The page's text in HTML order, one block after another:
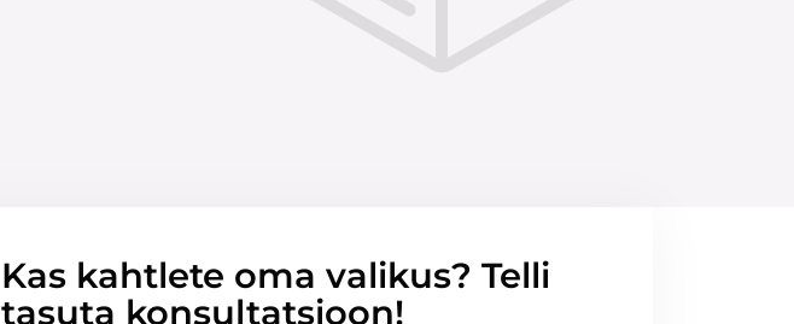
Kas kahtlete oma valikus? Telli
tasuta konsultatsioon!